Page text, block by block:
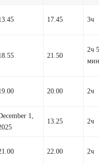
17.45 3ч
21.50
2ч
20.00 2ч
1,
13.25 2ч
22.00 2ч